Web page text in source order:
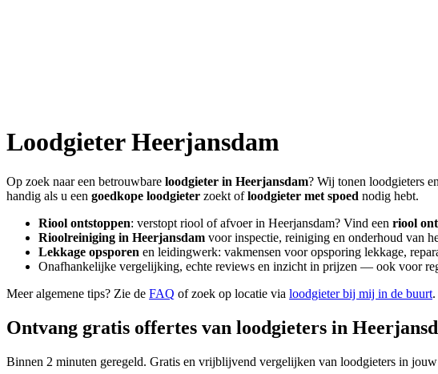
LoodgieterHeerjansdam
Op zoek naar een betrouwbare loodgieter in Heerjansdam? Wij tonen loodgieters
handig als u een goedkope loodgieter zoekt ofloodgieter met spoed nodig hebt.
Riool ontstoppen: verstopt riool of afvoer in Heerjansdam? Vind een riool
Rioolreiniging in Heerjansdam voor inspectie, reiniging en onderhoud van
Lekkage opsporen en leidingwerk: vakmensen voor opsporing lekkage,
Onafhankelijke vergelijking, echte reviews en inzicht in prijzen — ook voor
Meer algemene tips? Zie de FAQ of zoek op locatie via loodgieter bij mij in de buurt.
Ontvang gratis offertes van loodgieters in
Binnen 2 minuten geregeld. Gratis en vrijblijvend vergelijken van loodgieters in